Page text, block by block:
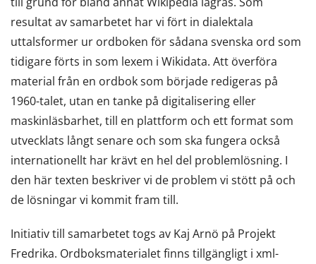
resultat av samarbetet har vi fört in dialektala
uttalsformer ur ordboken för sådana svenska ord som
tidigare förts in som lexem i Wikidata. Att överföra
material från en ordbok som började redigeras på
1960-talet, utan en tanke på digitalisering eller
maskinläsbarhet, till en plattform och ett format som
utvecklats långt senare och som ska fungera också
internationellt har krävt en hel del problemlösning. I
den här texten beskriver vi de problem vi stött på och
de lösningar vi kommit fram till.
Initiativ till samarbetet togs av Kaj Arnö på Projekt
Fredrika. Ordboksmaterialet finns tillgängligt i xml-